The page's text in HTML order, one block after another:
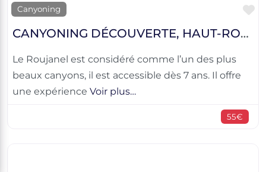
Canyoning
CANYONING DÉCOUVERTE, HAUT-ROUJANEL
Le Roujanel est considéré comme l’un des plus
beaux canyons, il est accessible dès 7 ans. Il offre
une expérience Voir plus…
55€